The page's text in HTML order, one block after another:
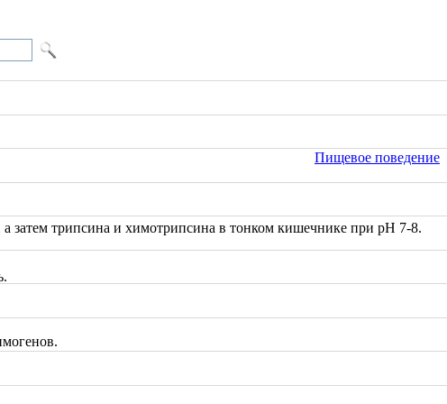
Пищевое поведение
затем трипсина и химотрипсина в тонком кишечнике при рН 7-8.